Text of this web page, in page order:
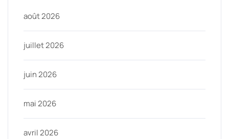
août 2026
juillet 2026
juin 2026
mai 2026
avril 2026